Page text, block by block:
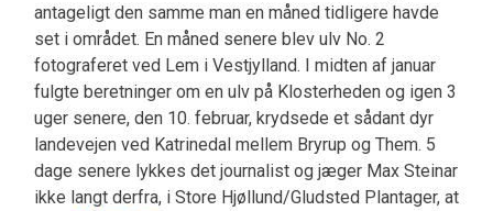
antageligt den samme man en måned tidligere havde
set i området. En måned senere blev ulv No. 2
fotograferet ved Lem i Vestjylland. I midten af januar
fulgte beretninger om en ulv på Klosterheden og igen 3
uger senere, den 10. februar, krydsede et sådant dyr
landevejen ved Katrinedal mellem Bryrup og Them. 5
dage senere lykkes det journalist og jæger Max Steinar
ikke langt derfra, i Store Hjøllund/Gludsted Plantager, at